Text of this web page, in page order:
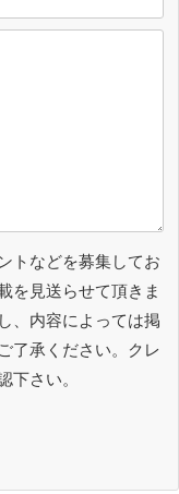
トなどを募集してお
を見送らせて頂きま
、内容によっては掲
了承ください。クレ
下さい。